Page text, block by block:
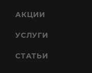
АКЦИИ
УСЛУГИ
СТАТЬИ